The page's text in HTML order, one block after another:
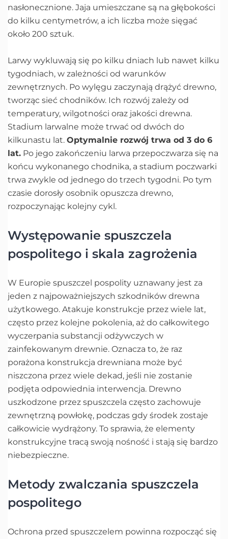
nasłonecznione. Jaja umieszczane są na głębokości
do kilku centymetrów, a ich liczba może sięgać
około 200 sztuk.
Larwy wykluwają się po kilku dniach lub nawet kilku
tygodniach, w zależności od warunków
zewnętrznych. Po wylęgu zaczynają drążyć drewno,
tworząc sieć chodników. Ich rozwój zależy od
temperatury, wilgotności oraz jakości drewna.
Stadium larwalne może trwać od dwóch do
kilkunastu lat. Optymalnie rozwój trwa od 3 do 6
lat. Po jego zakończeniu larwa przepoczwarza się na
końcu wykonanego chodnika, a stadium poczwarki
trwa zwykle od jednego do trzech tygodni. Po tym
czasie dorosły osobnik opuszcza drewno,
rozpoczynając kolejny cykl.
Występowanie spuszczela
pospolitego i skala zagrożenia
W Europie spuszczel pospolity uznawany jest za
jeden z najpoważniejszych szkodników drewna
użytkowego. Atakuje konstrukcje przez wiele lat,
często przez kolejne pokolenia, aż do całkowitego
wyczerpania substancji odżywczych w
zainfekowanym drewnie. Oznacza to, że raz
porażona konstrukcja drewniana może być
niszczona przez wiele dekad, jeśli nie zostanie
podjęta odpowiednia interwencja. Drewno
uszkodzone przez spuszczela często zachowuje
zewnętrzną powłokę, podczas gdy środek zostaje
całkowicie wydrążony. To sprawia, że elementy
konstrukcyjne tracą swoją nośność i stają się bardzo
niebezpieczne.
Metody zwalczania spuszczela
pospolitego
Ochrona przed spuszczelem powinna rozpocząć się